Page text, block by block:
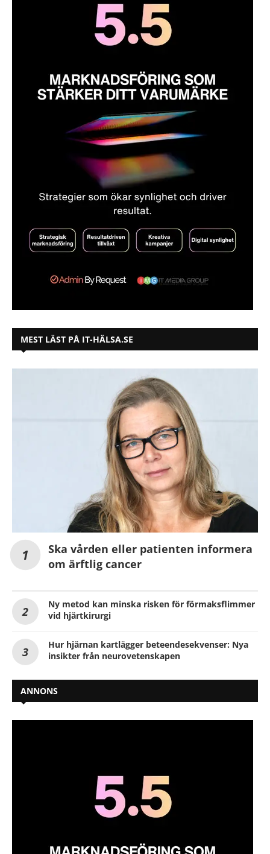
MEST LÄST PÅ IT-HÄLSA.SE
Ska vården eller patienten informera
om ärftlig cancer
Ny metod kan minska risken för förmaksflimmer
vid hjärtkirurgi
Hur hjärnan kartlägger beteendesekvenser: Nya
insikter från neurovetenskapen
ANNONS